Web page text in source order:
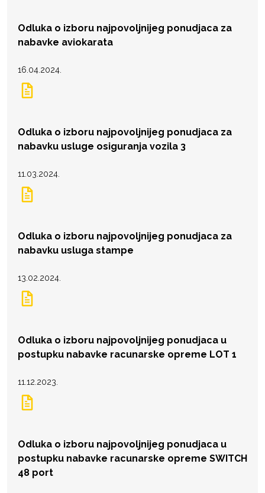
Odluka o izboru najpovoljnijeg ponudjaca za
nabavke aviokarata
16.04.2024.
Odluka o izboru najpovoljnijeg ponudjaca za
nabavku usluge osiguranja vozila 3
11.03.2024.
Odluka o izboru najpovoljnijeg ponudjaca za
nabavku usluga stampe
13.02.2024.
Odluka o izboru najpovoljnijeg ponudjaca u
postupku nabavke racunarske opreme LOT 1
11.12.2023.
Odluka o izboru najpovoljnijeg ponudjaca u
postupku nabavke racunarske opreme SWITCH
48 port